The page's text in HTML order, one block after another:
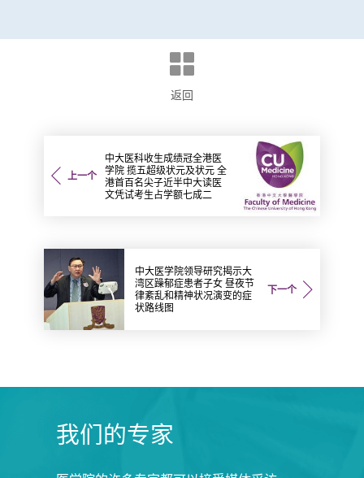
返回
上一个
中大医科收生成绩冠全港医
学院 揽五超级状元及状元 全
港首百名尖子近半中大读医
文凭试考生占学额七成二
下一个
中大医学院领导研究揭示大
湾区躁郁症患者子女 昼夜节
律紊乱和精神状况演变的症
状路线图
我们的专家